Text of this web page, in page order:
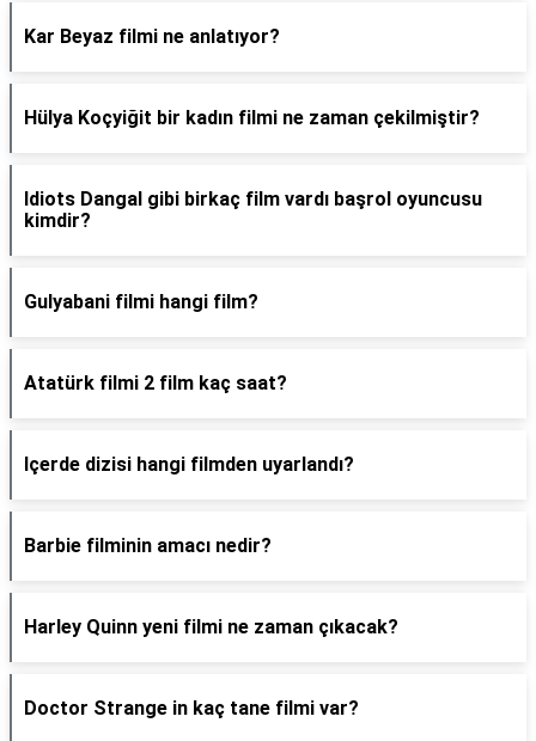
Kar Beyaz filmi ne anlatıyor?
Hülya Koçyiğit bir kadın filmi ne zaman çekilmiştir?
Idiots Dangal gibi birkaç film vardı başrol oyuncusu
kimdir?
Gulyabani filmi hangi film?
Atatürk filmi 2 film kaç saat?
Içerde dizisi hangi filmden uyarlandı?
Barbie filminin amacı nedir?
Harley Quinn yeni filmi ne zaman çıkacak?
Doctor Strange in kaç tane filmi var?